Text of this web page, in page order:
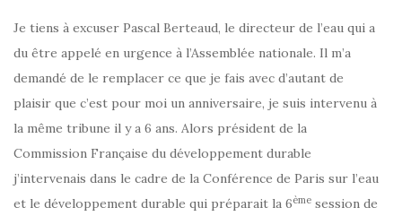
Je tiens à excuser Pascal Berteaud, le directeur de l’eau qui a
du être appelé en urgence à l’Assemblée nationale. Il m’a
demandé de le remplacer ce que je fais avec d’autant de
plaisir que c’est pour moi un anniversaire, je suis intervenu à
la même tribune il y a 6 ans. Alors président de la
Commission Française du développement durable
j’intervenais dans le cadre de la Conférence de Paris sur l’eau
et le développement durable qui préparait la 6ème session de